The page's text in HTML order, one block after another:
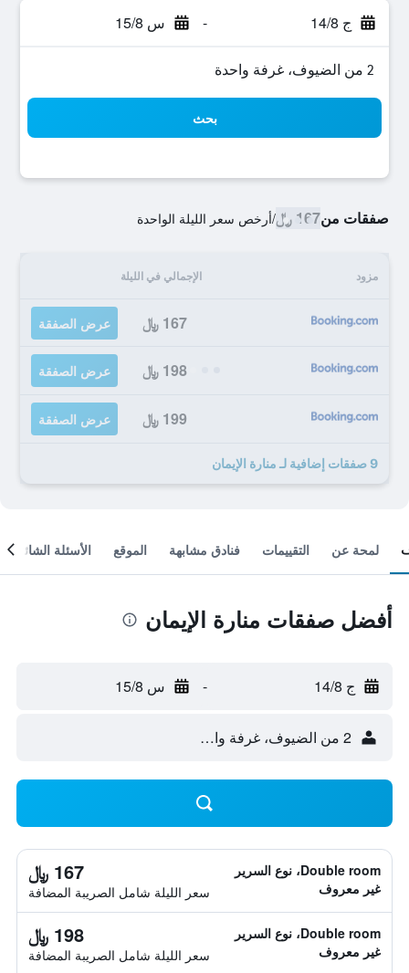
ج 14/8 - س 15/8
2 من الضيوف، غرفة واحدة
بحث
صفقات من167 ﷼ /أرخص سعر الليلة الواحدة
مزود الإجمالي في الليلة
167 ﷼ عرض الصفقة
198 ﷼ عرض الصفقة
199 ﷼ عرض الصفقة
9 صفقات إضافية لـ منارة الإيمان
لمحة عن التقييمات فنادق مشابهة الموقع الأسئلة الشائعة
أفضل صفقات منارة الإيمان
ج 14/8 - س 15/8
2 من الضيوف، غرفة واحدة
Double room، نوع السرير
غير معروف
167 ﷼
سعر الليلة شامل الصريبة المضافة
Double room، نوع السرير
غير معروف
198 ﷼
سعر الليلة شامل الصريبة المضافة